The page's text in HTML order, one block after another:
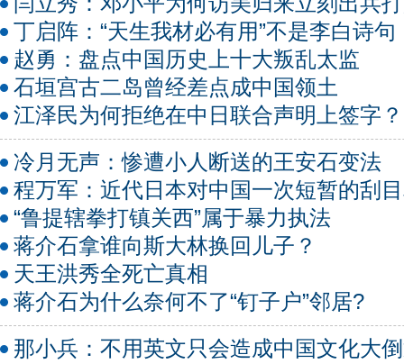
丁启阵：“天生我材必有用”不是李白诗句
赵勇：盘点中国历史上十大叛乱太监
石垣宫古二岛曾经差点成中国领土
江泽民为何拒绝在中日联合声明上签字？
冷月无声：惨遭小人断送的王安石变法
程万军：近代日本对中国一次短暂的刮
“鲁提辖拳打镇关西”属于暴力执法
蒋介石拿谁向斯大林换回儿子？
天王洪秀全死亡真相
蒋介石为什么奈何不了“钉子户”邻居?
那小兵：不用英文只会造成中国文化大